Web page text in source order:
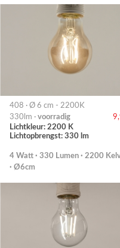
408 · Ø 6 cm - 2200K
330lm · voorradig
Lichtkleur: 2200 K
Lichtopbrengst: 330 lm
4 Watt · 330 Lumen · 2200
· Ø6cm